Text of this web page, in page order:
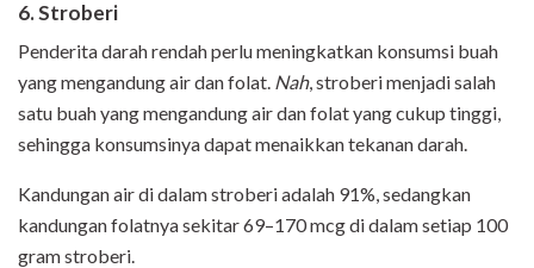
6. Stroberi
Penderita darah rendah perlu meningkatkan konsumsi buah
yang mengandung air dan folat. Nah, stroberi menjadi salah
satu buah yang mengandung air dan folat yang cukup tinggi,
sehingga konsumsinya dapat menaikkan tekanan darah.
Kandungan air di dalam stroberi adalah 91%, sedangkan
kandungan folatnya sekitar 69–170 mcg di dalam setiap 100
gram stroberi.